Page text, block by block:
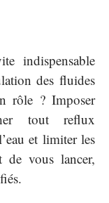
indispensable
des fluides
rôle ? Imposer
tout reflux
et limiter les
de vous lancer,